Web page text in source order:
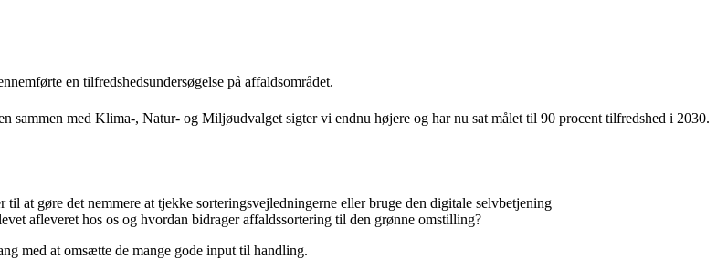
en tilfredshedsundersøgelse på affaldsområdet.
sammen med Klima-, Natur- og Miljøudvalget sigter vi endnu højere og har nu sat målet til 90 procent tilfredshed i 2030.
at gøre det nemmere at tjekke sorteringsvejledningerne eller bruge den digitale selvbetjening
afleveret hos os og hvordan bidrager affaldssortering til den grønne omstilling?
med at omsætte de mange gode input til handling.